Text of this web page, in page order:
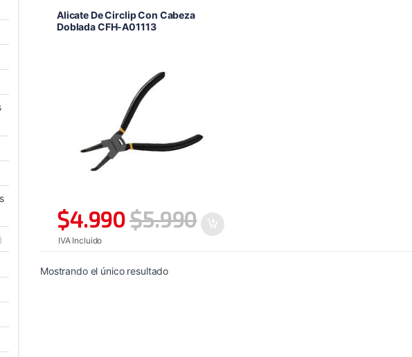
Alicate De Circlip Con Cabeza
Doblada CFH-A01113
$4.990$5.990
IVA Incluido
Mostrando el único resultado